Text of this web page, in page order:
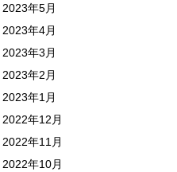
2023年5月
2023年4月
2023年3月
2023年2月
2023年1月
2022年12月
2022年11月
2022年10月